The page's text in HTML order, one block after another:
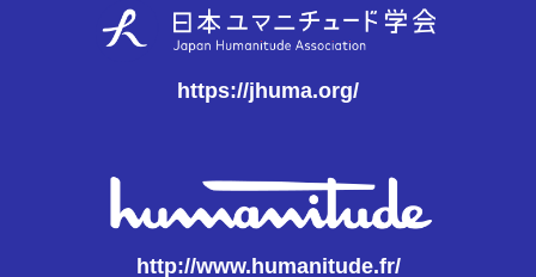
https://jhuma.org/
http://www.humanitude.fr/